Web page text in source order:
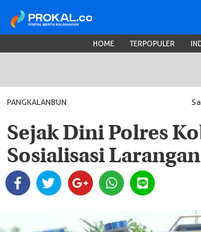
HOME TERPOPULER
PANGKALANBUN
Sejak Dini Polres
Sosialisasi